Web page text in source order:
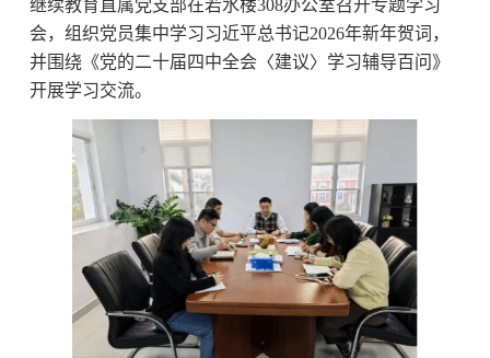
继续教育直属党支部在若水楼308办公室召开专题学习
会，组织党员集中学习习近平总书记2026年新年贺词，
并围绕《党的二十届四中全会〈建议〉学习辅导百问》
开展学习交流。